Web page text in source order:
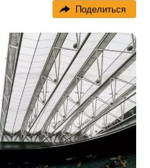
Поделиться